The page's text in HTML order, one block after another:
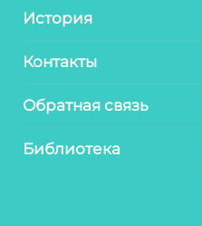
История
Контакты
Обратная связь
Библиотека